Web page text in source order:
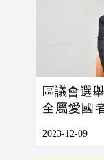
區議會選
全屬愛國
2023-12-09